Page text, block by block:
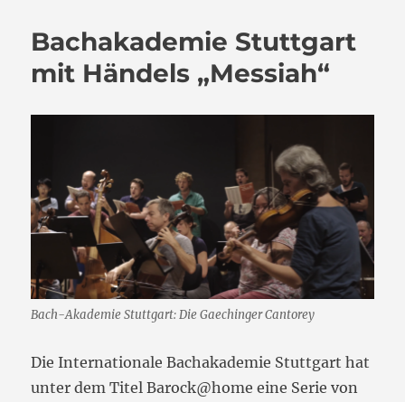
Bachakademie Stuttgart
mit Händels „Messiah“
Bach-Akademie Stuttgart: Die Gaechinger Cantorey
Die Internationale Bachakademie Stuttgart hat
unter dem Titel Barock@home eine Serie von